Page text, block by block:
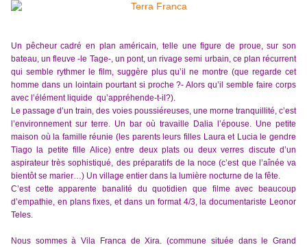
Un pêcheur cadré en plan américain, telle une figure de proue, sur son
bateau, un fleuve -le Tage-, un pont, un rivage semi urbain, ce plan récurrent
qui semble rythmer le film, suggère plus qu’il ne montre (que regarde cet
homme dans un lointain pourtant si proche ?- Alors qu’il semble faire corps
avec l’élément liquide qu’appréhende-t-il?).
Le passage d’un train, des voies poussiéreuses, une morne tranquillité, c’est
l’environnement sur terre. Un bar où travaille Dalia l’épouse. Une petite
maison où la famille réunie (les parents leurs filles Laura et Lucia le gendre
Tiago la petite fille Alice) entre deux plats ou deux verres discute d’un
aspirateur très sophistiqué, des préparatifs de la noce (c’est que l’aînée va
bientôt se marier…) Un village entier dans la lumière nocturne de la fête.
C’est cette apparente banalité du quotidien que filme avec beaucoup
d’empathie, en plans fixes, et dans un format 4/3, la documentariste Leonor
Teles.
Nous sommes à Vila Franca de Xira. (commune située dans le Grand